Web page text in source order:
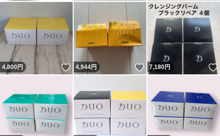
4,800円 いいね！
4,944円 いいね！
7,180円